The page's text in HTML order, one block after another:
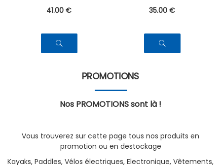
41.00 € 35.00 €
PROMOTIONS
Nos PROMOTIONS sont là !
Vous trouverez sur cette page tous nos produits en
promotion ou en destockage
Kayaks, Paddles, Vélos électriques, Electronique, Vêtements,